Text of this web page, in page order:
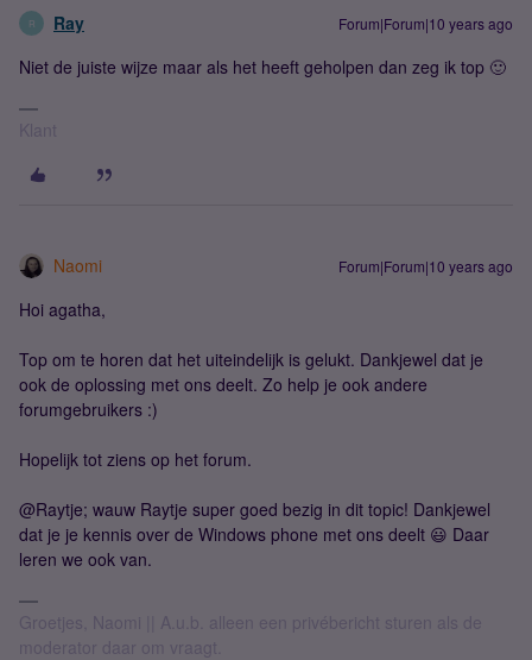
R Ray Forum|Forum|10 years ago
Niet de juiste wijze maar als het heeft geholpen dan zeg ik top 🙂
Klant
Naomi Forum|Forum|10 years ago
Hoi agatha,
Top om te horen dat het uiteindelijk is gelukt. Dankjewel dat je
ook de oplossing met ons deelt. Zo help je ook andere
forumgebruikers :)
Hopelijk tot ziens op het forum.
@Raytje; wauw Raytje super goed bezig in dit topic! Dankjewel
dat je je kennis over de Windows phone met ons deelt 😃 Daar
leren we ook van.
Groetjes, Naomi || A.u.b. alleen een privébericht sturen als de
moderator daar om vraagt.